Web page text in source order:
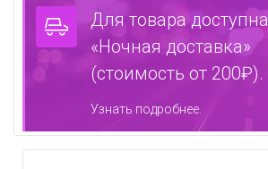
Для товара доступна
«Ночная доставка»
(стоимость от 200₽).
Узнать подробнее.